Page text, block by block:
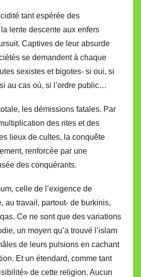
tant espérée des
lente descente aux enfers
Captives de leur absurde
se demandent à chaque
sexistes et bigotes- si oui, si
au cas où, si l’ordre public…
les démissions fatales. Par
des rites et des
lieux de cultes, la conquête
renforcée par une
des conquérants.
celle de l’exigence de
au travail, partout- de burkinis,
Ce ne sont que des variations
un moyen qu’a trouvé l’islam
de leurs pulsions en cachant
Et un étendard, comme tant
de cette religion. Aucun